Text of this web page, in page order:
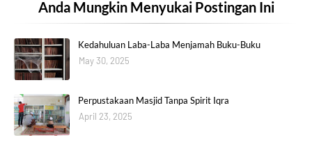
Anda Mungkin Menyukai Postingan Ini
Kedahuluan Laba-Laba Menjamah Buku-Buku
May 30, 2025
Perpustakaan Masjid Tanpa Spirit Iqra
April 23, 2025